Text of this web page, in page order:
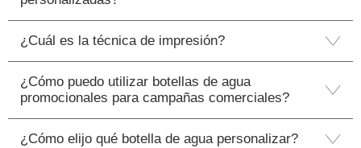
¿Cuál es la técnica de impresión?
¿Cómo puedo utilizar botellas de agua
promocionales para campañas comerciales?
¿Cómo elijo qué botella de agua personalizar?